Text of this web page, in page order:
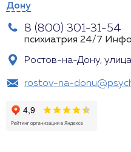
Дону
8 (800) 301-31-54
психиатрия 24/7
Ростов-на-Дону,
rostov-na-